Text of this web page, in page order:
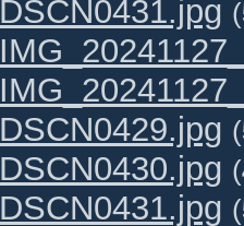
DSCN0431.jpg (
DSCN0429.jpg (
DSCN0430.jpg (
DSCN0431.jpg (